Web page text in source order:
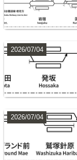
2026/07/04
2026/07/04